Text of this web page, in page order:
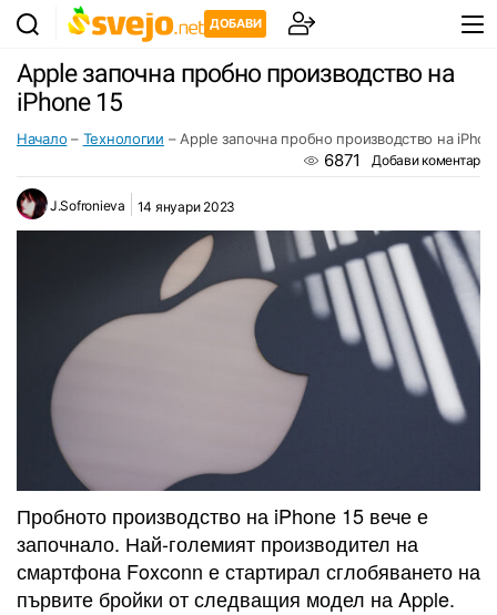
ДОБАВИ
Apple започна пробно производство на
iPhone 15
Начало – Технологии – Apple започна пробно производство на
6871 Добави коментар
J.Sofronieva 14 януари 2023
Пробното производство на iPhone 15 вече е
започнало. Най-големият производител на
смартфона Foxconn е стартирал сглобяването на
първите бройки от следващия модел на Apple.